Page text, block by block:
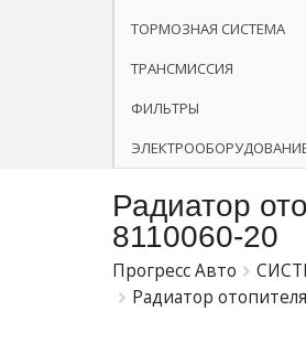
ТОРМОЗНАЯ СИСТЕМА
ТРАНСМИССИЯ
ФИЛЬТРЫ
Радиатор
8110060-20
Прогресс Авто
Радиатор